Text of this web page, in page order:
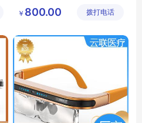
智能自动变焦镜
智能近视镜
装备有限
￥ 800.00 拨打电话